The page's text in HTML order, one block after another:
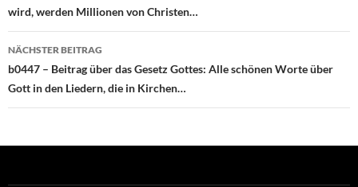
wird, werden Millionen von Christen…
NÄCHSTER BEITRAG
b0447 – Beitrag über das Gesetz Gottes: Alle schönen Worte über
Gott in den Liedern, die in Kirchen…